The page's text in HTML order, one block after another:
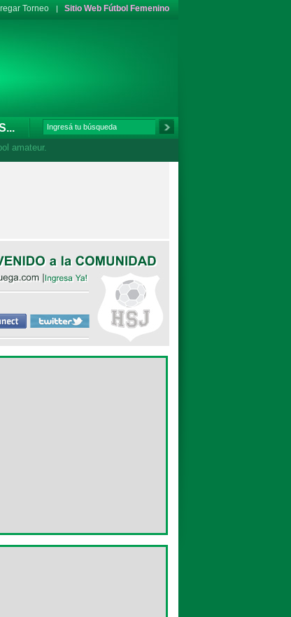
Torneo Sitio Web Fútbol Femenino
amateur.